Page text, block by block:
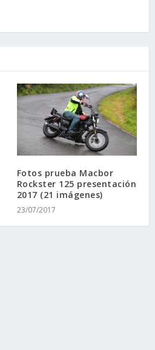
Fotos prueba Macbor
Rockster 125 presentación
2017 (21 imágenes)
23/07/2017